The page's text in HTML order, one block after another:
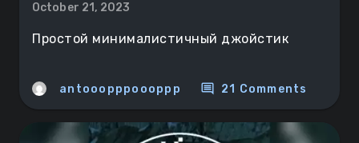
October 21, 2023
Простой минималистичный джойстик
antooopppoooppp comment 21 Comments